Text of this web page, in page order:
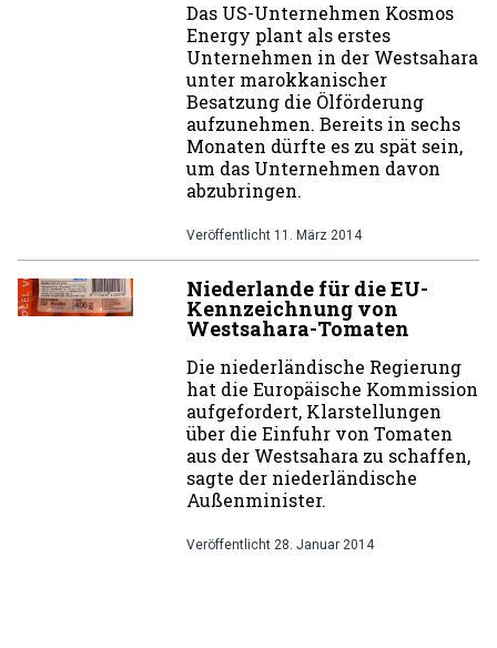
Das US-Unternehmen Kosmos
Energy plant als erstes
Unternehmen in der Westsahara
unter marokkanischer
Besatzung die Ölförderung
aufzunehmen. Bereits in sechs
Monaten dürfte es zu spät sein,
um das Unternehmen davon
abzubringen.
Veröffentlicht 11. März 2014
Niederlande für die EU-
Kennzeichnung von
Westsahara-Tomaten
Die niederländische Regierung
hat die Europäische Kommission
aufgefordert, Klarstellungen
über die Einfuhr von Tomaten
aus der Westsahara zu schaffen,
sagte der niederländische
Außenminister.
Veröffentlicht 28. Januar 2014